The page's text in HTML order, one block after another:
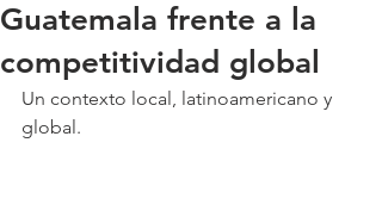
Guatemala frente a la
competitividad global
Un contexto local, latinoamericano y
global.